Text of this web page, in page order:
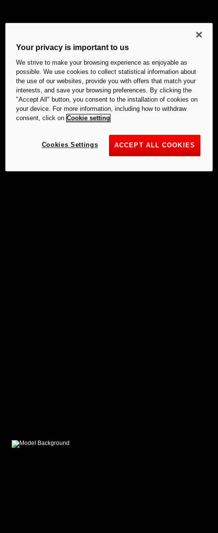
Your privacy is important to us
We strive to make your browsing experience as enjoyable as
possible. We use cookies to collect statistical information about
the use of our websites, provide you with offers that match your
interests, and save your browsing preferences. By clicking the
"Accept All" button, you consent to the installation of cookies on
your device. For more information, including how to withdraw
consent, click on Cookie setting
ACCEPT ALL COOKIES
Cookies Settings